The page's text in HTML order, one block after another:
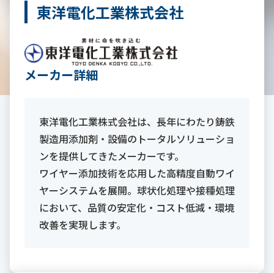
東洋電化工業株式会社
メーカー詳細
東洋電化工業株式会社は、長年にわたり鋳鉄
製造用添加剤・設備のトータルソリューショ
ンを提供してきたメーカーです。
ワイヤー添加技術を応用した高精度自動ワイ
ヤーシステムを展開。球状化処理や接種処理
において、品質の安定化・コスト低減・環境
改善を実現します。